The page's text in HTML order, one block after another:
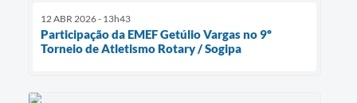
12 ABR 2026 - 13h43
Participação da EMEF Getúlio Vargas no 9º
Torneio de Atletismo Rotary / Sogipa